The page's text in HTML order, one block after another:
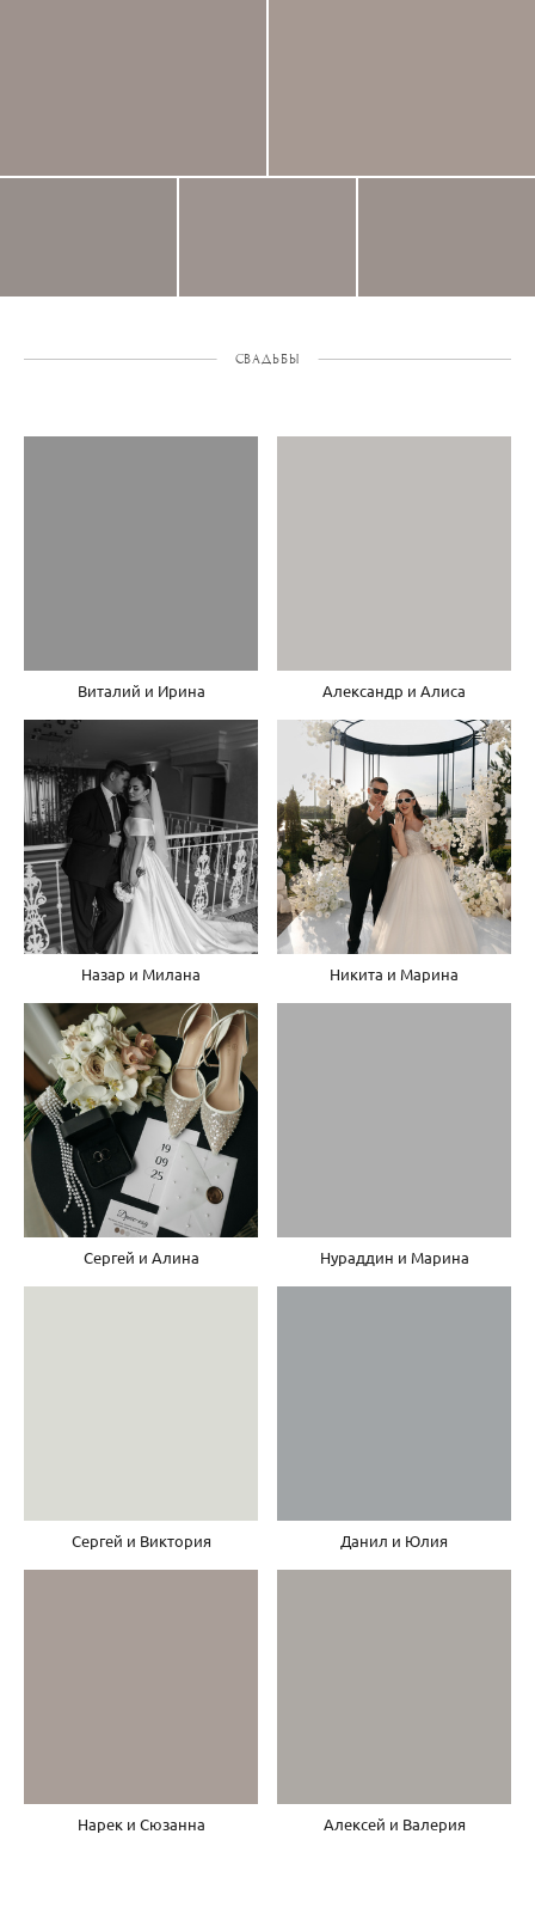
СВАДЬБЫ
Виталий и Ирина Александр и Алиса
Назар и Милана Никита и Марина
Сергей и Алина Нураддин и Марина
Сергей и Виктория Данил и Юлия
Нарек и Сюзанна Алексей и Валерия